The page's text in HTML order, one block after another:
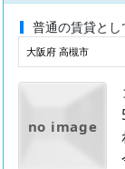
普通の賃貸と
大阪府 高槻市
no image